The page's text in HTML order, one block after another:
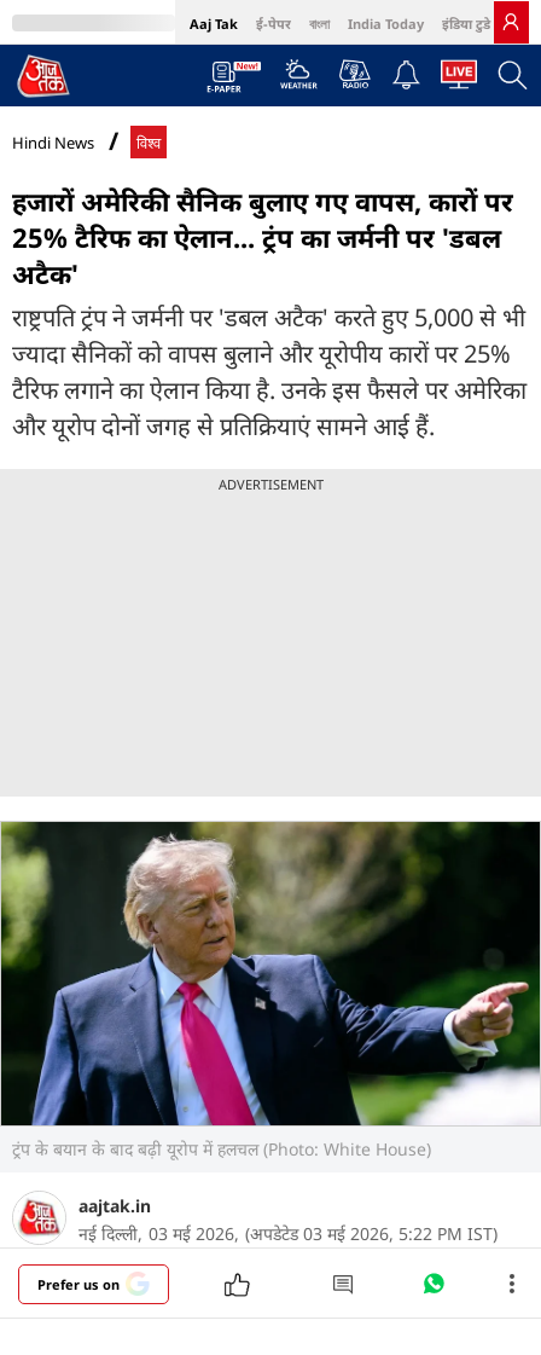
Aaj Tak ई-पेपर বাংলা India Today इंडिया टुडे हिंदी
MumbaiTak Cosmopolitan Harper's Bazaar Northeast
Hindi News विश्व
हजारों अमेरिकी सैनिक बुलाए गए वापस, कारों पर
25% टैरिफ का ऐलान... ट्रंप का जर्मनी पर 'डबल
अटैक'
राष्ट्रपति ट्रंप ने जर्मनी पर 'डबल अटैक' करते हुए 5,000 से भी
ज्यादा सैनिकों को वापस बुलाने और यूरोपीय कारों पर 25%
टैरिफ लगाने का ऐलान किया है. उनके इस फैसले पर अमेरिका
और यूरोप दोनों जगह से प्रतिक्रियाएं सामने आई हैं.
ADVERTISEMENT
ट्रंप के बयान के बाद बढ़ी यूरोप में हलचल (Photo: White House)
aajtak.in
नई दिल्ली, 03 मई 2026, (अपडेटेड 03 मई 2026, 5:22 PM IST)
Prefer us on